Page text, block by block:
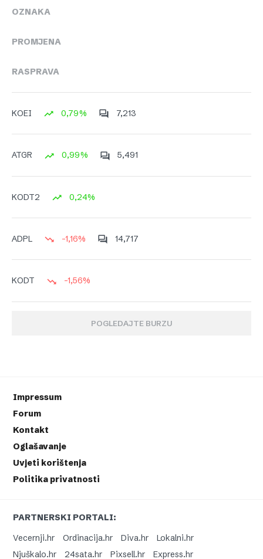
OZNAKA
PROMJENA
RASPRAVA
KOEI 0,79% 7,213
ATGR 0,99% 5,491
KODT2 0,24%
ADPL -1,16% 14,717
KODT -1,56%
POGLEDAJTE BURZU
Impressum
Forum
Kontakt
Oglašavanje
Uvjeti korištenja
Politika privatnosti
PARTNERSKI PORTALI:
Vecernji.hr
Ordinacija.hr Diva.hr
Lokalni.hr
Njuškalo.hr
24sata.hr Pixsell.hr Express.hr